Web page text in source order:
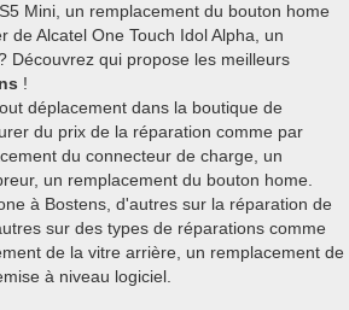
Mini, un remplacement du bouton home
Alcatel One Touch Idol Alpha, un
Découvrez qui propose les meilleurs
!
déplacement dans la boutique de
du prix de la réparation comme par
du connecteur de charge, un
un remplacement du bouton home.
à Bostens, d'autres sur la réparation de
sur des types de réparations comme
de la vitre arrière, un remplacement de
à niveau logiciel.